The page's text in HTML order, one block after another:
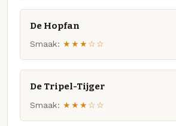
De Hopfan
Smaak: ★★★☆☆
De Tripel-Tijger
Smaak: ★★★☆☆